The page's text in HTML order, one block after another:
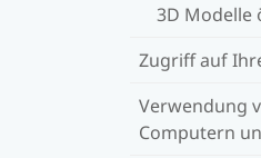
3D Modelle
Zugriff auf
Verwendung
Computern